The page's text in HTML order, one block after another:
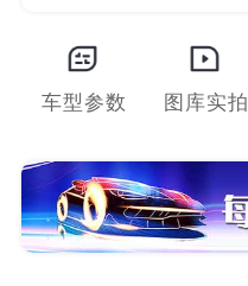
车型参数 图库实拍